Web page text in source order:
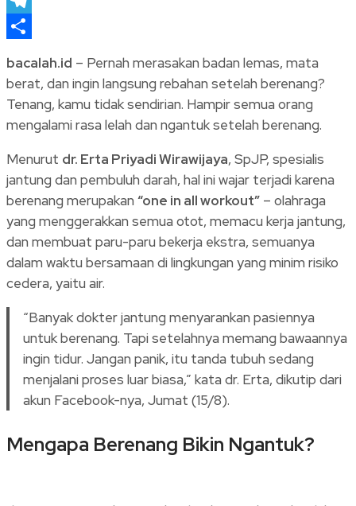
Telegram
bacalah.id – Pernah merasakan badan lemas, mata
berat, dan ingin langsung rebahan setelah berenang?
Tenang, kamu tidak sendirian. Hampir semua orang
mengalami rasa lelah dan ngantuk setelah berenang.
Menurut dr. Erta Priyadi Wirawijaya, SpJP, spesialis
jantung dan pembuluh darah, hal ini wajar terjadi karena
berenang merupakan “one in all workout” – olahraga
yang menggerakkan semua otot, memacu kerja jantung,
dan membuat paru-paru bekerja ekstra, semuanya
dalam waktu bersamaan di lingkungan yang minim risiko
cedera, yaitu air.
“Banyak dokter jantung menyarankan pasiennya
untuk berenang. Tapi setelahnya memang bawaannya
ingin tidur. Jangan panik, itu tanda tubuh sedang
menjalani proses luar biasa,” kata dr. Erta, dikutip dari
akun Facebook-nya, Jumat (15/8).
Mengapa Berenang Bikin Ngantuk?